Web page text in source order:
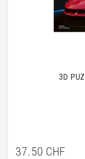
3D
37.50 CHF